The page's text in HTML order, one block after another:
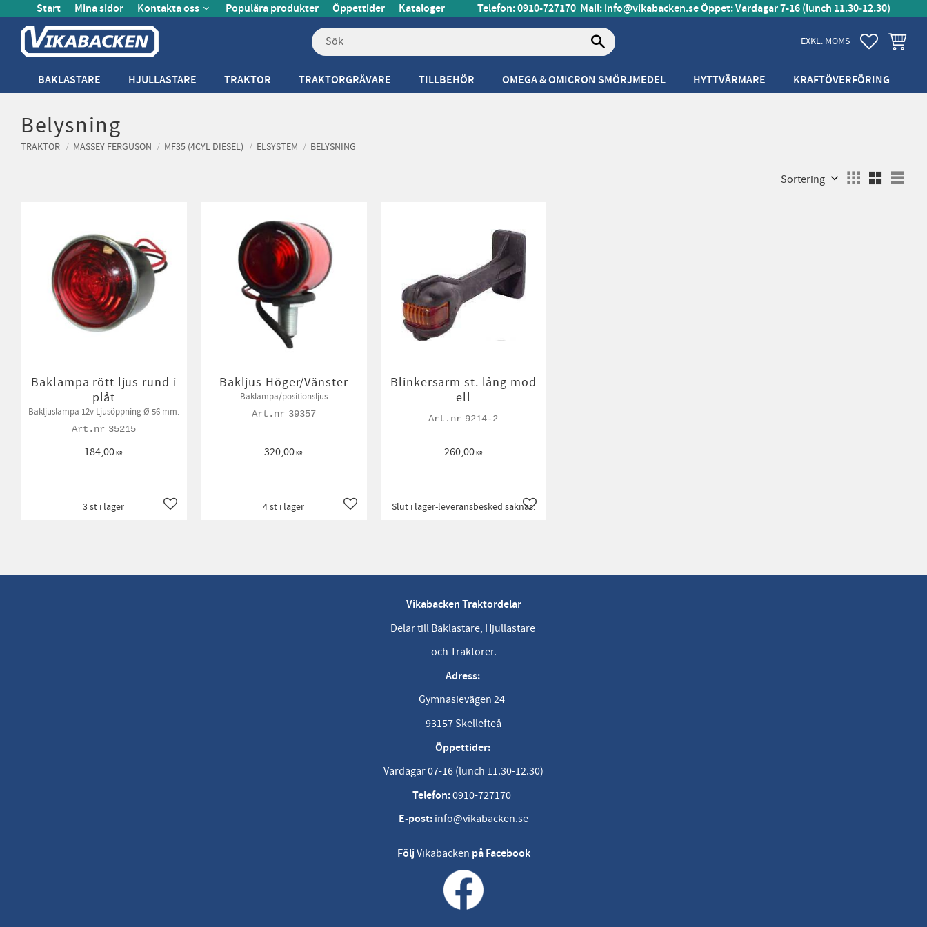
Start Mina sidor Kontakta oss Populära produkter Öppettider Kataloger Telefon: 0910-727170 Mail:info@vikabacken.seÖppet: Vardagar 7-16 (lunch 11.30‑12.30)
EXKL. MOMS FAVORITER
BAKLASTARE HJULLASTARE TRAKTOR TRAKTORGRÄVARE TILLBEHÖR OMEGA & OMICRON SMÖRJMEDEL HYTTVÄRMARE KRAFTÖVERFÖRING
Belysning
TRAKTOR MASSEY FERGUSON MF35 (4CYL DIESEL) ELSYSTEM BELYSNING
Baklampa rött ljus rund i
plåt
Bakljuslampa 12v Ljusöppning Ø 56 mm.
35215
184,00KR
Lägg till i favoriter
3 st i lager
Bakljus Höger/Vänster
Baklampa/positionsljus
39357
320,00KR
Lägg till i favoriter
4 st i lager
Blinkersarm st. lång mod
ell
9214-2
260,00KR
Lägg till i favoriter
Slut i lager-leveransbesked saknas.
Vikabacken Traktordelar
Delar till Baklastare, Hjullastare
och Traktorer.
Adress:
Gymnasievägen 24
93157 Skellefteå
Öppettider:
Vardagar 07-16 (lunch 11.30-12.30)
Telefon:0910-727170
E-post: info@vikabacken.se
FöljVikabacken på Facebook